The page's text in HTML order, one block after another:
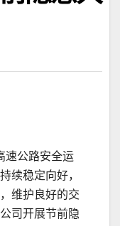
速公路安全运
续稳定向好，
维护良好的交
司开展节前隐